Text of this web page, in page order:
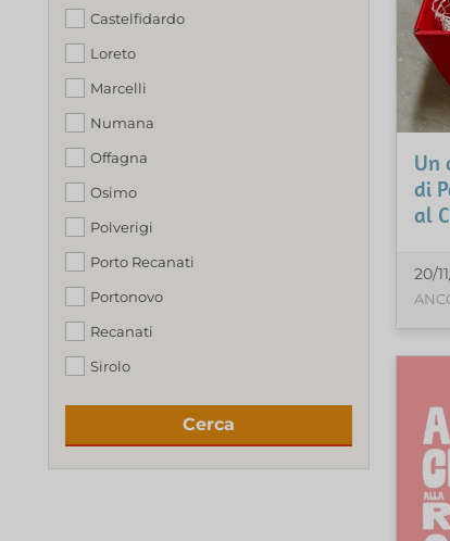
Castelfidardo
Loreto
Marcelli
Numana
Offagna
Osimo
Polverigi
Porto Recanati
Portonovo
Recanati
Sirolo
Cerca
Un
di
al
20/